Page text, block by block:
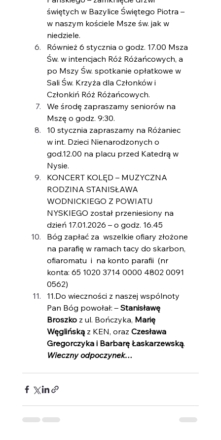
świętych w Bazylice Świętego Piotra –
w naszym kościele Msze św. jak w
niedziele.
Również 6 stycznia o godz. 17.00 Msza
Św. w intencjach Róż Różańcowych, a
po Mszy Św. spotkanie opłatkowe w
Sali Św. Krzyża dla Członków i
Członkiń Róż Różańcowych.
We środę zapraszamy seniorów na
Mszę o godz. 9:30.
10 stycznia zapraszamy na Różaniec
w int. Dzieci Nienarodzonych o
god.12.00 na placu przed Katedrą w
Nysie.
KONCERT KOLĘD – MUZYCZNA
RODZINA STANISŁAWA
WODNICKIEGO Z POWIATU
NYSKIEGO został przeniesiony na
dzień 17.01.2026 – o godz. 16.45
Bóg zapłać za  wszelkie ofiary złożone
na parafię w ramach tacy do skarbon,
ofiaromatu  i  na konto parafii  (nr
konta: 65 1020 3714 0000 4802 0091
0562)
11.Do wieczności z naszej wspólnoty
Pan Bóg powołał:
Stanisławę
Broszko z ul. Bończyka, Marię
Węglińską z KEN, oraz Czesława
Gregorczyka i Barbarę Łaskarzewską.
Wieczny odpoczynek…